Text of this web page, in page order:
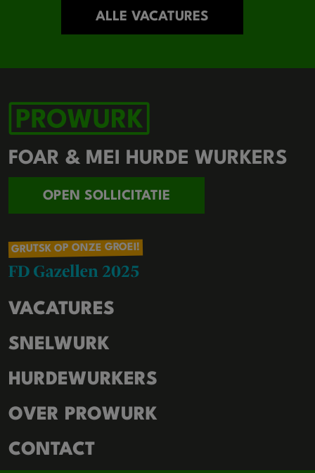
ALLE VACATURES
FOAR & MEI HURDE WURKERS
OPEN SOLLICITATIE
GRUTSK OP ONZE GROEI!
VACATURES
SNELWURK
HURDEWURKERS
OVER PROWURK
CONTACT